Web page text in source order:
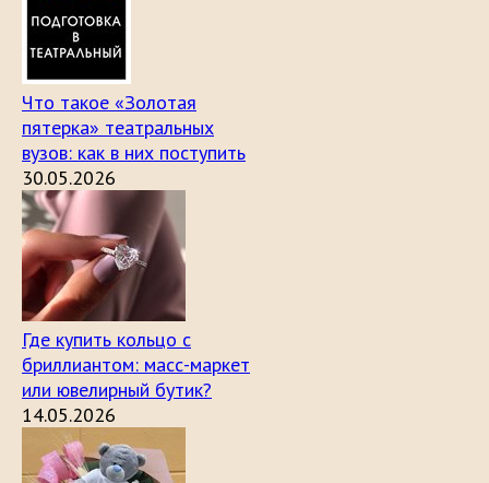
Что такое «Золотая
пятерка» театральных
вузов: как в них поступить
30.05.2026
Где купить кольцо с
бриллиантом: масс-маркет
или ювелирный бутик?
14.05.2026